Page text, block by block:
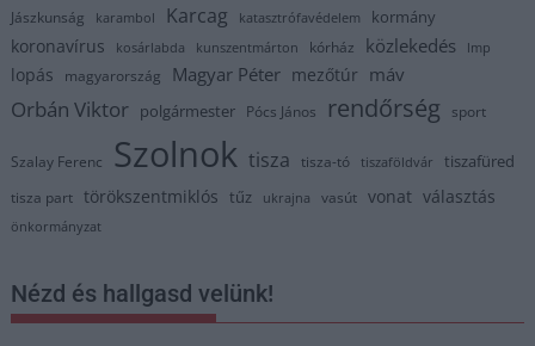
Jászkunság karambol Karcag katasztrófavédelem kormány
koronavírus kosárlabda kunszentmárton kórház közlekedés lmp
lopás magyarország Magyar Péter mezőtúr máv
Orbán Viktor polgármester Pócs János rendőrség sport
Szalay Ferenc Szolnok tisza tisza-tó tiszaföldvár tiszafüred
tisza part törökszentmiklós tűz ukrajna vasút vonat választás
önkormányzat
Nézd és hallgasd velünk!